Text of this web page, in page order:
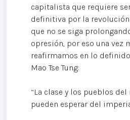
capitalista que requiere
definitiva por la
que no se siga
opresión, por eso una vez
reafirmamos en lo
Mao Tse Tung:
“La clase y los pueblos
pueden esperar del